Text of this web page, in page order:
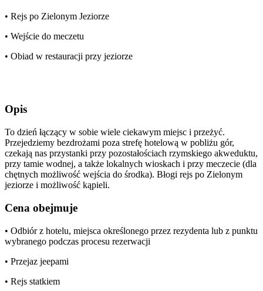
• Rejs po Zielonym Jeziorze
• Wejście do meczetu
• Obiad w restauracji przy jeziorze
Opis
To dzień łączący w sobie wiele ciekawym miejsc i przeżyć.
Przejedziemy bezdrożami poza strefę hotelową w pobliżu gór,
czekają nas przystanki przy pozostałościach rzymskiego akweduktu,
przy tamie wodnej, a także lokalnych wioskach i przy meczecie (dla
chętnych możliwość wejścia do środka). Błogi rejs po Zielonym
jeziorze i możliwość kąpieli.
Cena obejmuje
• Odbiór z hotelu, miejsca określonego przez rezydenta lub z punktu
wybranego podczas procesu rezerwacji
• Przejaz jeepami
• Rejs statkiem